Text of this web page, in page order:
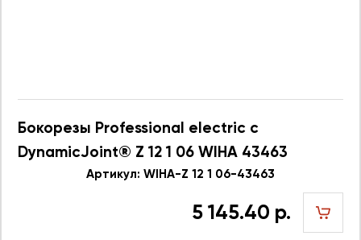
Бокорезы Professional electric с
DynamicJoint® Z 12 1 06 WIHA 43463
Артикул: WIHA-Z 12 1 06-43463
5 145.40 р.